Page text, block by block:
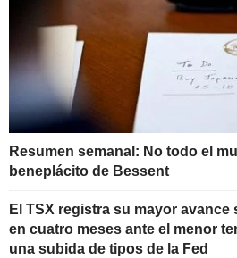
Resumen semanal: No todo el
beneplácito de Bessent
El TSX registra su mayor avance
en cuatro meses ante el menor
una subida de tipos de la Fed